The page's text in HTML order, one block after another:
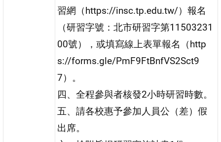
習網（https://insc.tp.edu.tw/）報名
（研習字號：北市研習字第11503231
00號），或填寫線上表單報名（http
s://forms.gle/PmF9FtBnfVS2Sct9
7）。
四、全程參與者核發2小時研習時數。
五、請各校惠予參加人員公（差）假
出席。